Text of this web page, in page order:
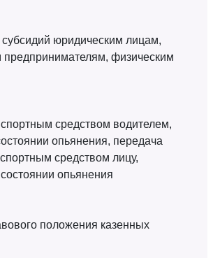
юридическим лицам,
физическим
средством водителем,
опьянения, передача
средством лицу,
опьянения
положения казенных